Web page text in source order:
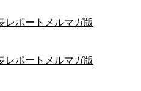
ポートメルマガ版
ポートメルマガ版